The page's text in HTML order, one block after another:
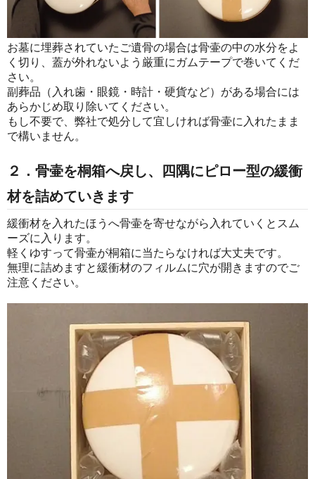
お墓に埋葬されていたご遺骨の場合は骨壷の中の水分をよ
く切り、蓋が外れないよう厳重にガムテープで巻いてくだ
さい。
副葬品（入れ歯・眼鏡・時計・硬貨など）がある場合には
あらかじめ取り除いてください。
もし不要で、弊社で処分して宜しければ骨壷に入れたまま
で構いません。
２．骨壷を桐箱へ戻し、四隅にピロー型の緩衝
材を詰めていきます
緩衝材を入れたほうへ骨壷を寄せながら入れていくとスム
ーズに入ります。
軽くゆすって骨壷が桐箱に当たらなければ大丈夫です。
無理に詰めますと緩衝材のフィルムに穴が開きますのでご
注意ください。